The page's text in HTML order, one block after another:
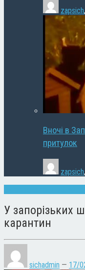
zapsich,
Вночі в
притулок
zapsich,
У запорізьких
карантин
sichadmin — 17/